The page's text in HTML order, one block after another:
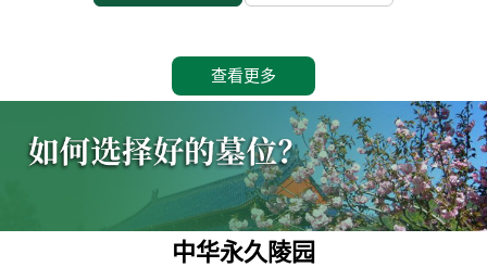
查看更多
中华永久陵园